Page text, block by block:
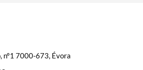
nº1 7000-673, Évora